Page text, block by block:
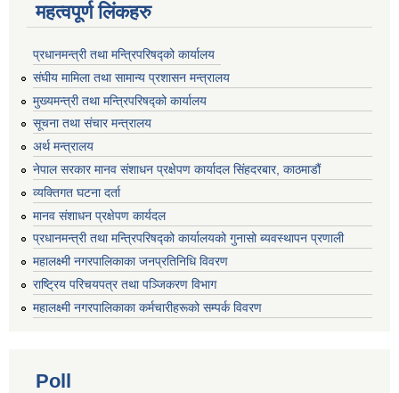
महत्वपूर्ण लिंकहरु
प्रधानमन्त्री तथा मन्त्रिपरिषद्को कार्यालय
संघीय मामिला तथा सामान्य प्रशासन मन्त्रालय
मुख्यमन्त्री तथा मन्त्रिपरिषद्को कार्यालय
सूचना तथा संचार मन्त्रालय
अर्थ मन्त्रालय
नेपाल सरकार मानव संशाधन प्रक्षेपण कार्यादल सिंहदरबार, काठमाडौं
व्यक्तिगत घटना दर्ता
मानव संशाधन प्रक्षेपण कार्यदल
प्रधानमन्त्री तथा मन्त्रिपरिषद्को कार्यालयको गुनासो ब्यवस्थापन प्रणाली
महालक्ष्मी नगरपालिकाका जनप्रतिनिधि विवरण
राष्ट्रिय परिचयपत्र तथा पञ्जिकरण विभाग
महालक्ष्मी नगरपालिकाका कर्मचारीहरूको सम्पर्क विवरण
Poll